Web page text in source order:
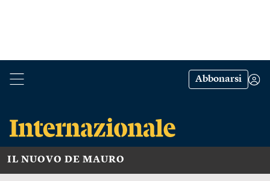
Abbonarsi
IL NUOVO DE MAURO